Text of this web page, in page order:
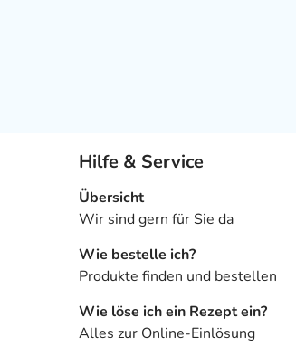
Hilfe & Service
Übersicht
Wir sind gern für Sie da
Wie bestelle ich?
Produkte finden und bestellen
Wie löse ich ein Rezept ein?
Alles zur Online-Einlösung